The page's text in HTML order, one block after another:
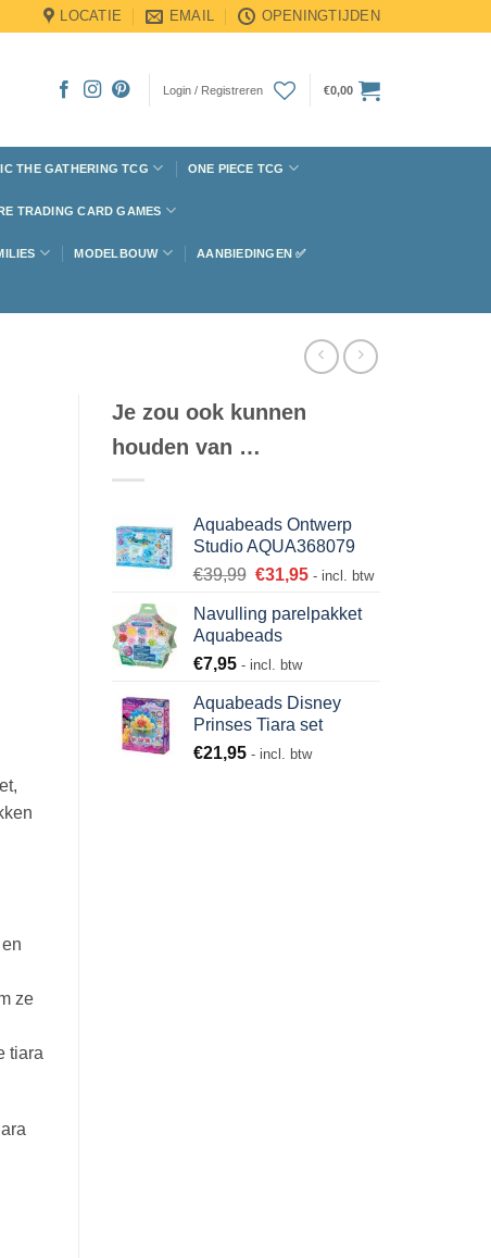
LOCATIE EMAIL OPENINGTIJDEN
Login / Registreren €0,00
THE GATHERING TCG ONE PIECE TCG
TRADING CARD GAMES
MODELBOUW AANBIEDINGEN ✅
ze
tiara
Je zou ook kunnen
houden van …
Aquabeads Ontwerp
Studio AQUA368079
€39,99 €31,95 - incl. btw
Navulling parelpakket
Aquabeads
€7,95 - incl. btw
Aquabeads Disney
Prinses Tiara set
€21,95 - incl. btw